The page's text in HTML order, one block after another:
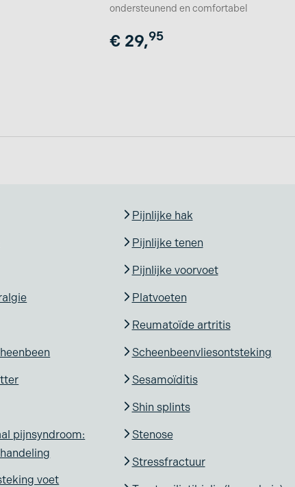
ondersteunend en comfortabel
€ 29,95
pijnsyndroom:
voet
Pijnlijke hak
Pijnlijke tenen
Pijnlijke voorvoet
Platvoeten
Reumatoïde artritis
Scheenbeenvliesontsteking
Sesamoïditis
Shin splints
Stenose
Stressfractuur